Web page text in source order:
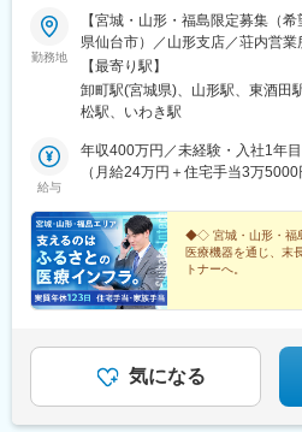
勤務地
【宮城・山形・福島限定募集（
県仙台市）／山形支店／荘内営
津営業所／いわき営業所上記い
上配属します。★マイカー通勤
■本社（仙台）：宮城県仙台市若
ほ町659-8《福島県》■郡山支店
2■福島営業所：福島県福島市松
30-1※受動喫煙対策：屋内禁煙
【最寄り駅】
卸町駅(宮城県)、山形駅、東酒田
松駅、いわき駅
給与
年収400万円／未経験・入社1年
（月給24万円＋住宅手当3万
◆◇ 宮城・山形・福
医療機器を通じ、末
トナーへ。
＃住宅手当・家族手
地域での生活をし
気になる